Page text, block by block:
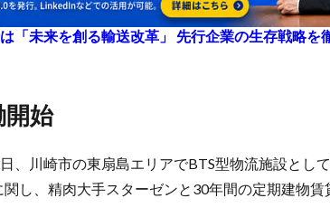
「未来を創る輸送改革」 先行企業の生存戦略を
開始
、川崎市の東扇島エリアでBTS型物流施設とし
し、精肉大手スターゼンと30年間の定期建物賃